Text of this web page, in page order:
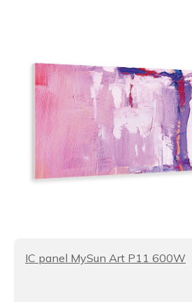
IC panel MySun Art P11 600W